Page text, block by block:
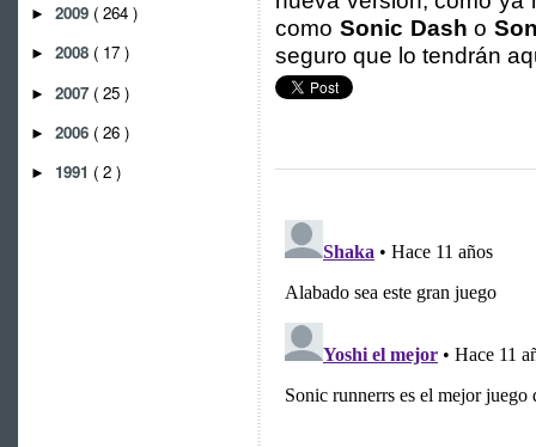
► 2009 ( 264 )
► 2008 ( 17 )
► 2007 ( 25 )
► 2006 ( 26 )
► 1991 ( 2 )
como Sonic Dash o
seguro que lo tendrán